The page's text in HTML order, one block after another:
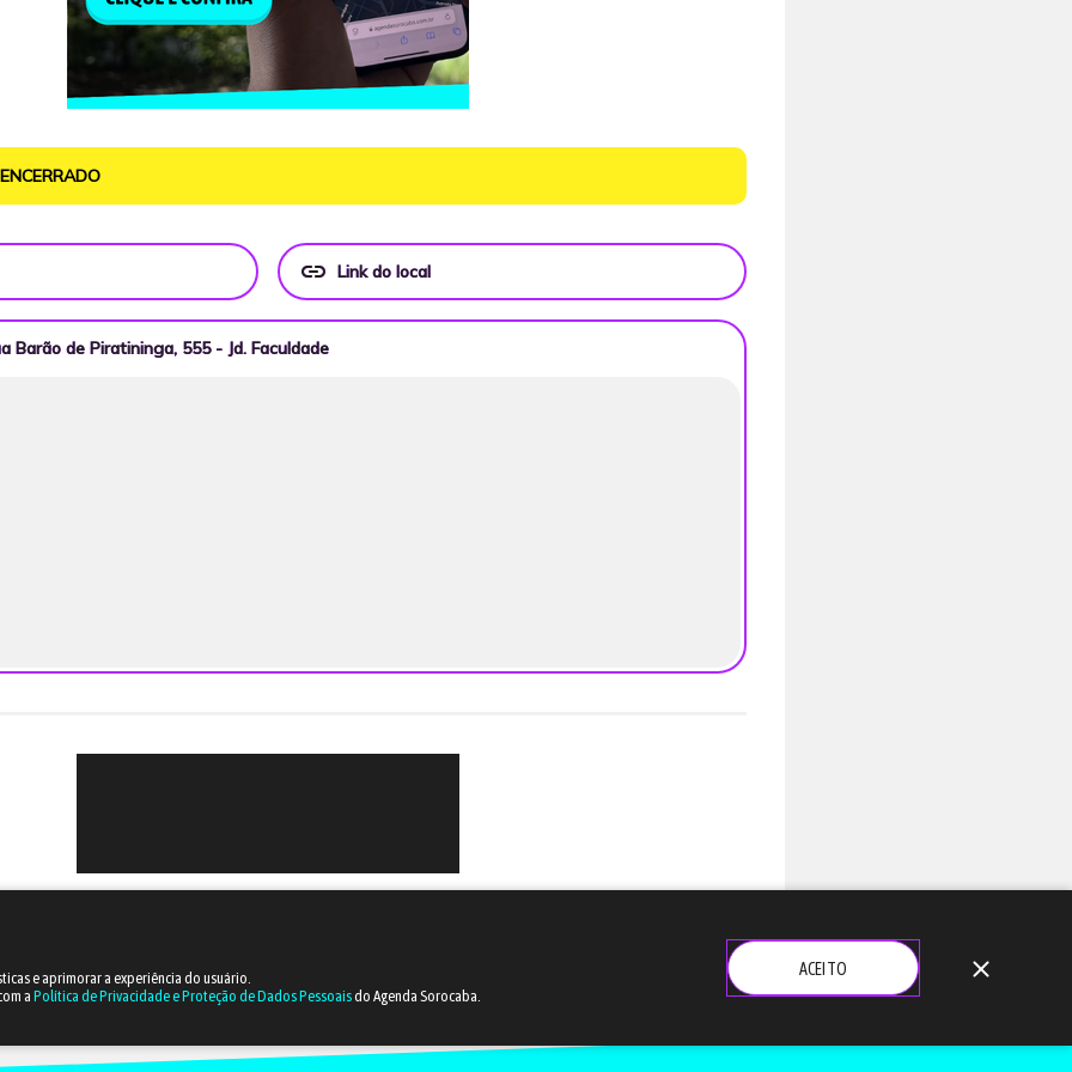
link Link do local
Barão de Piratininga, 555 - Jd. Faculdade
e aprimorar a experiência do usuário.
a Política de Privacidade e Proteção de Dados Pessoaisdo Agenda Sorocaba.
ACEITO close